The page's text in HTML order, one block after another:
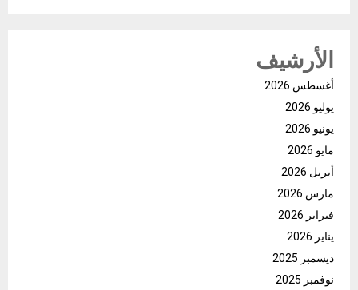
الأرشيف
أغسطس 2026
يوليو 2026
يونيو 2026
مايو 2026
أبريل 2026
مارس 2026
فبراير 2026
يناير 2026
ديسمبر 2025
نوفمبر 2025